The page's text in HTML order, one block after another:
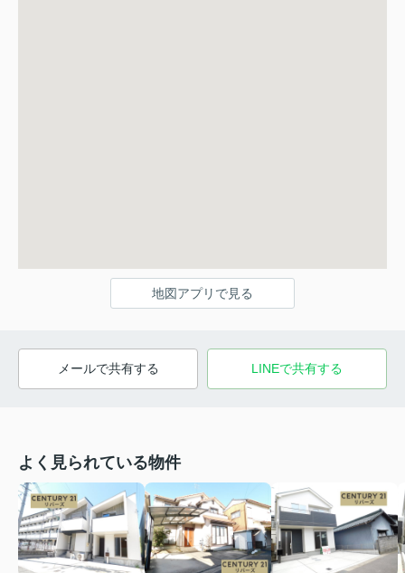
地図アプリで見る
メールで共有する LINEで共有する
よく見られている物件